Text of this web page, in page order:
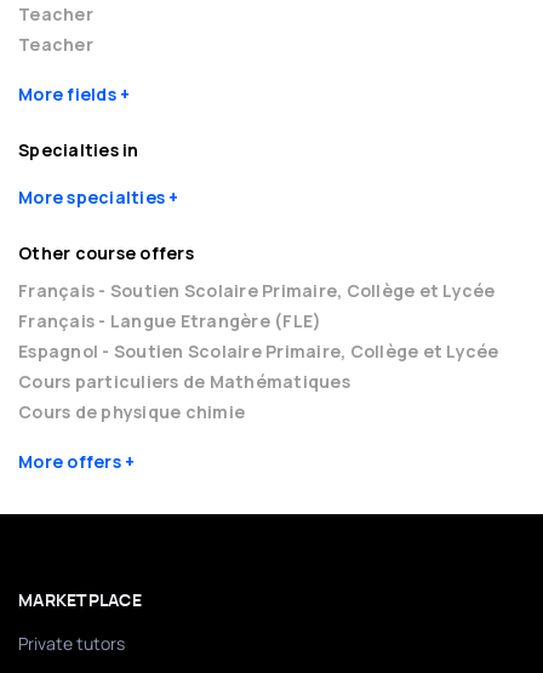
Teacher
Teacher
More fields
Specialties in
More specialties
Other course offers
Français - Soutien Scolaire Primaire, Collège et Lycée
Français - Langue Etrangère (FLE)
Espagnol - Soutien Scolaire Primaire, Collège et Lycée
Cours particuliers de Mathématiques
Cours de physique chimie
More offers
MARKETPLACE
Private tutors